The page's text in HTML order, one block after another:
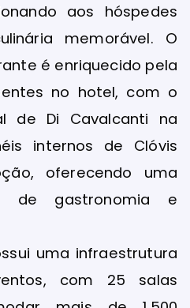
aos hóspedes
memorável. O
é enriquecido pela
no hotel, com o
de Di Cavalcanti na
internos de Clóvis
oferecendo uma
de gastronomia e
uma infraestrutura
com 25 salas